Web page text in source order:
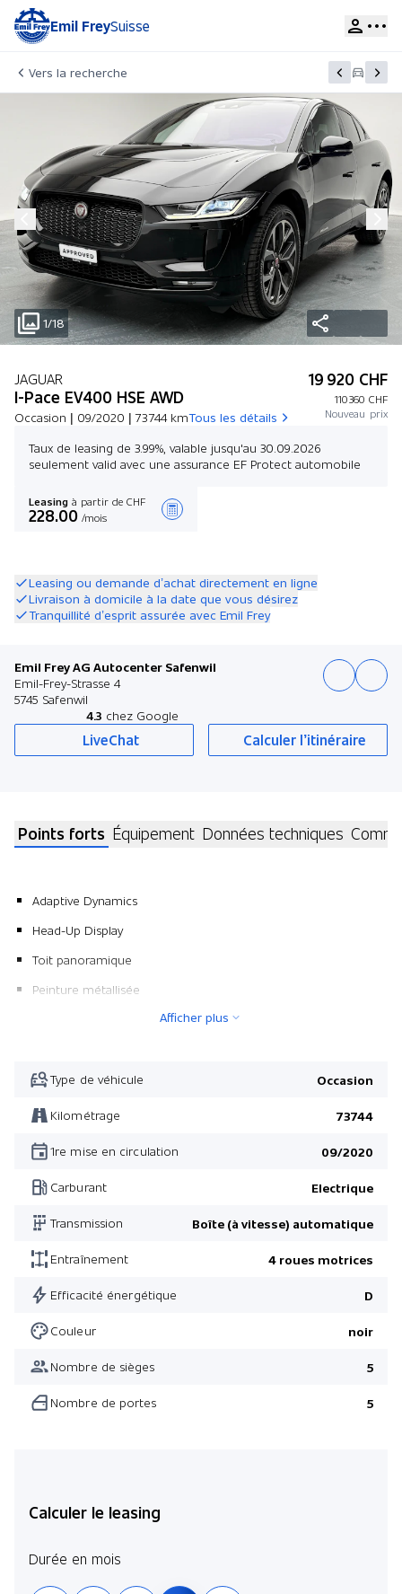
Emil FreySuisse
Vers la recherche
1/18
JAGUAR
I-Pace EV400 HSE AWD
Occasion | 09/2020 | 73 744 kmTous les détails
19 920 CHF
110 360 CHF
Nouveau prix
Taux de leasing de 3.99%, valable jusqu'au 30.09.2026
seulement valid avec une assurance EF Protect automobile
Leasing à partir de CHF
228.00 /mois
Leasing ou demande d’achat directement en ligne
Livraison à domicile à la date que vous désirez
Tranquillité d’esprit assurée avec Emil Frey
Emil Frey AG Autocenter Safenwil
Emil-Frey-Strasse 4
5745 Safenwil
4.3 chez Google
LiveChat Calculer l’itinéraire
Points forts Équipement Données techniques
Adaptive Dynamics
Head-Up Display
Toit panoramique
Peinture métallisée
Adaptive Surface Response
Ionisation de l'air
Vitres surteintées en gris dès le montant B
Phares anti-brouillard
Décoration en aluminium
Éclairage d'ambiance étendu
Pack Hiver
Pack Black
Afficher plus
Type de véhicule Occasion
Kilométrage 73744
1re mise en circulation 09/2020
Carburant Electrique
Transmission Boîte (à vitesse) automatique
Entraînement 4 roues motrices
Efficacité énergétique D
Couleur noir
Nombre de sièges 5
Nombre de portes 5
Calculer le leasing
Durée en mois